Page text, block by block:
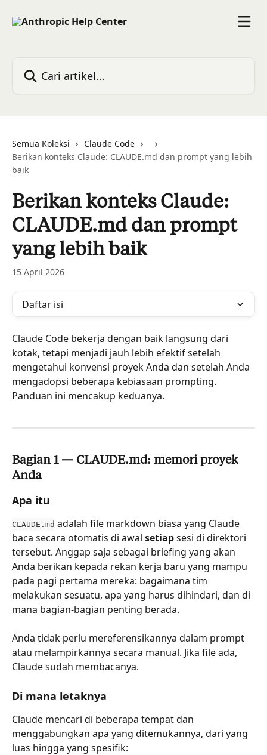
Semua Koleksi
Claude Code
Berikan konteks Claude: CLAUDE.md dan prompt yang lebih
baik
Berikan konteks Claude:
CLAUDE.md dan prompt
yang lebih baik
15 April 2026
Daftar isi
Claude Code bekerja dengan baik langsung dari
kotak, tetapi menjadi jauh lebih efektif setelah
mengetahui konvensi proyek Anda dan setelah Anda
mengadopsi beberapa kebiasaan prompting.
Panduan ini mencakup keduanya.
Bagian 1 — CLAUDE.md: memori proyek
Anda
Apa itu
CLAUDE.md adalah file markdown biasa yang Claude
baca secara otomatis di awal setiap sesi di direktori
tersebut. Anggap saja sebagai briefing yang akan
Anda berikan kepada rekan kerja baru yang mampu
pada pagi pertama mereka: bagaimana tim
melakukan sesuatu, apa yang harus dihindari, dan di
mana bagian-bagian penting berada.
Anda tidak perlu mereferensikannya dalam prompt
atau melampirkannya secara manual. Jika file ada,
Claude sudah membacanya.
Di mana letaknya
Claude mencari di beberapa tempat dan
menggabungkan apa yang ditemukannya, dari yang
luas hingga yang spesifik: